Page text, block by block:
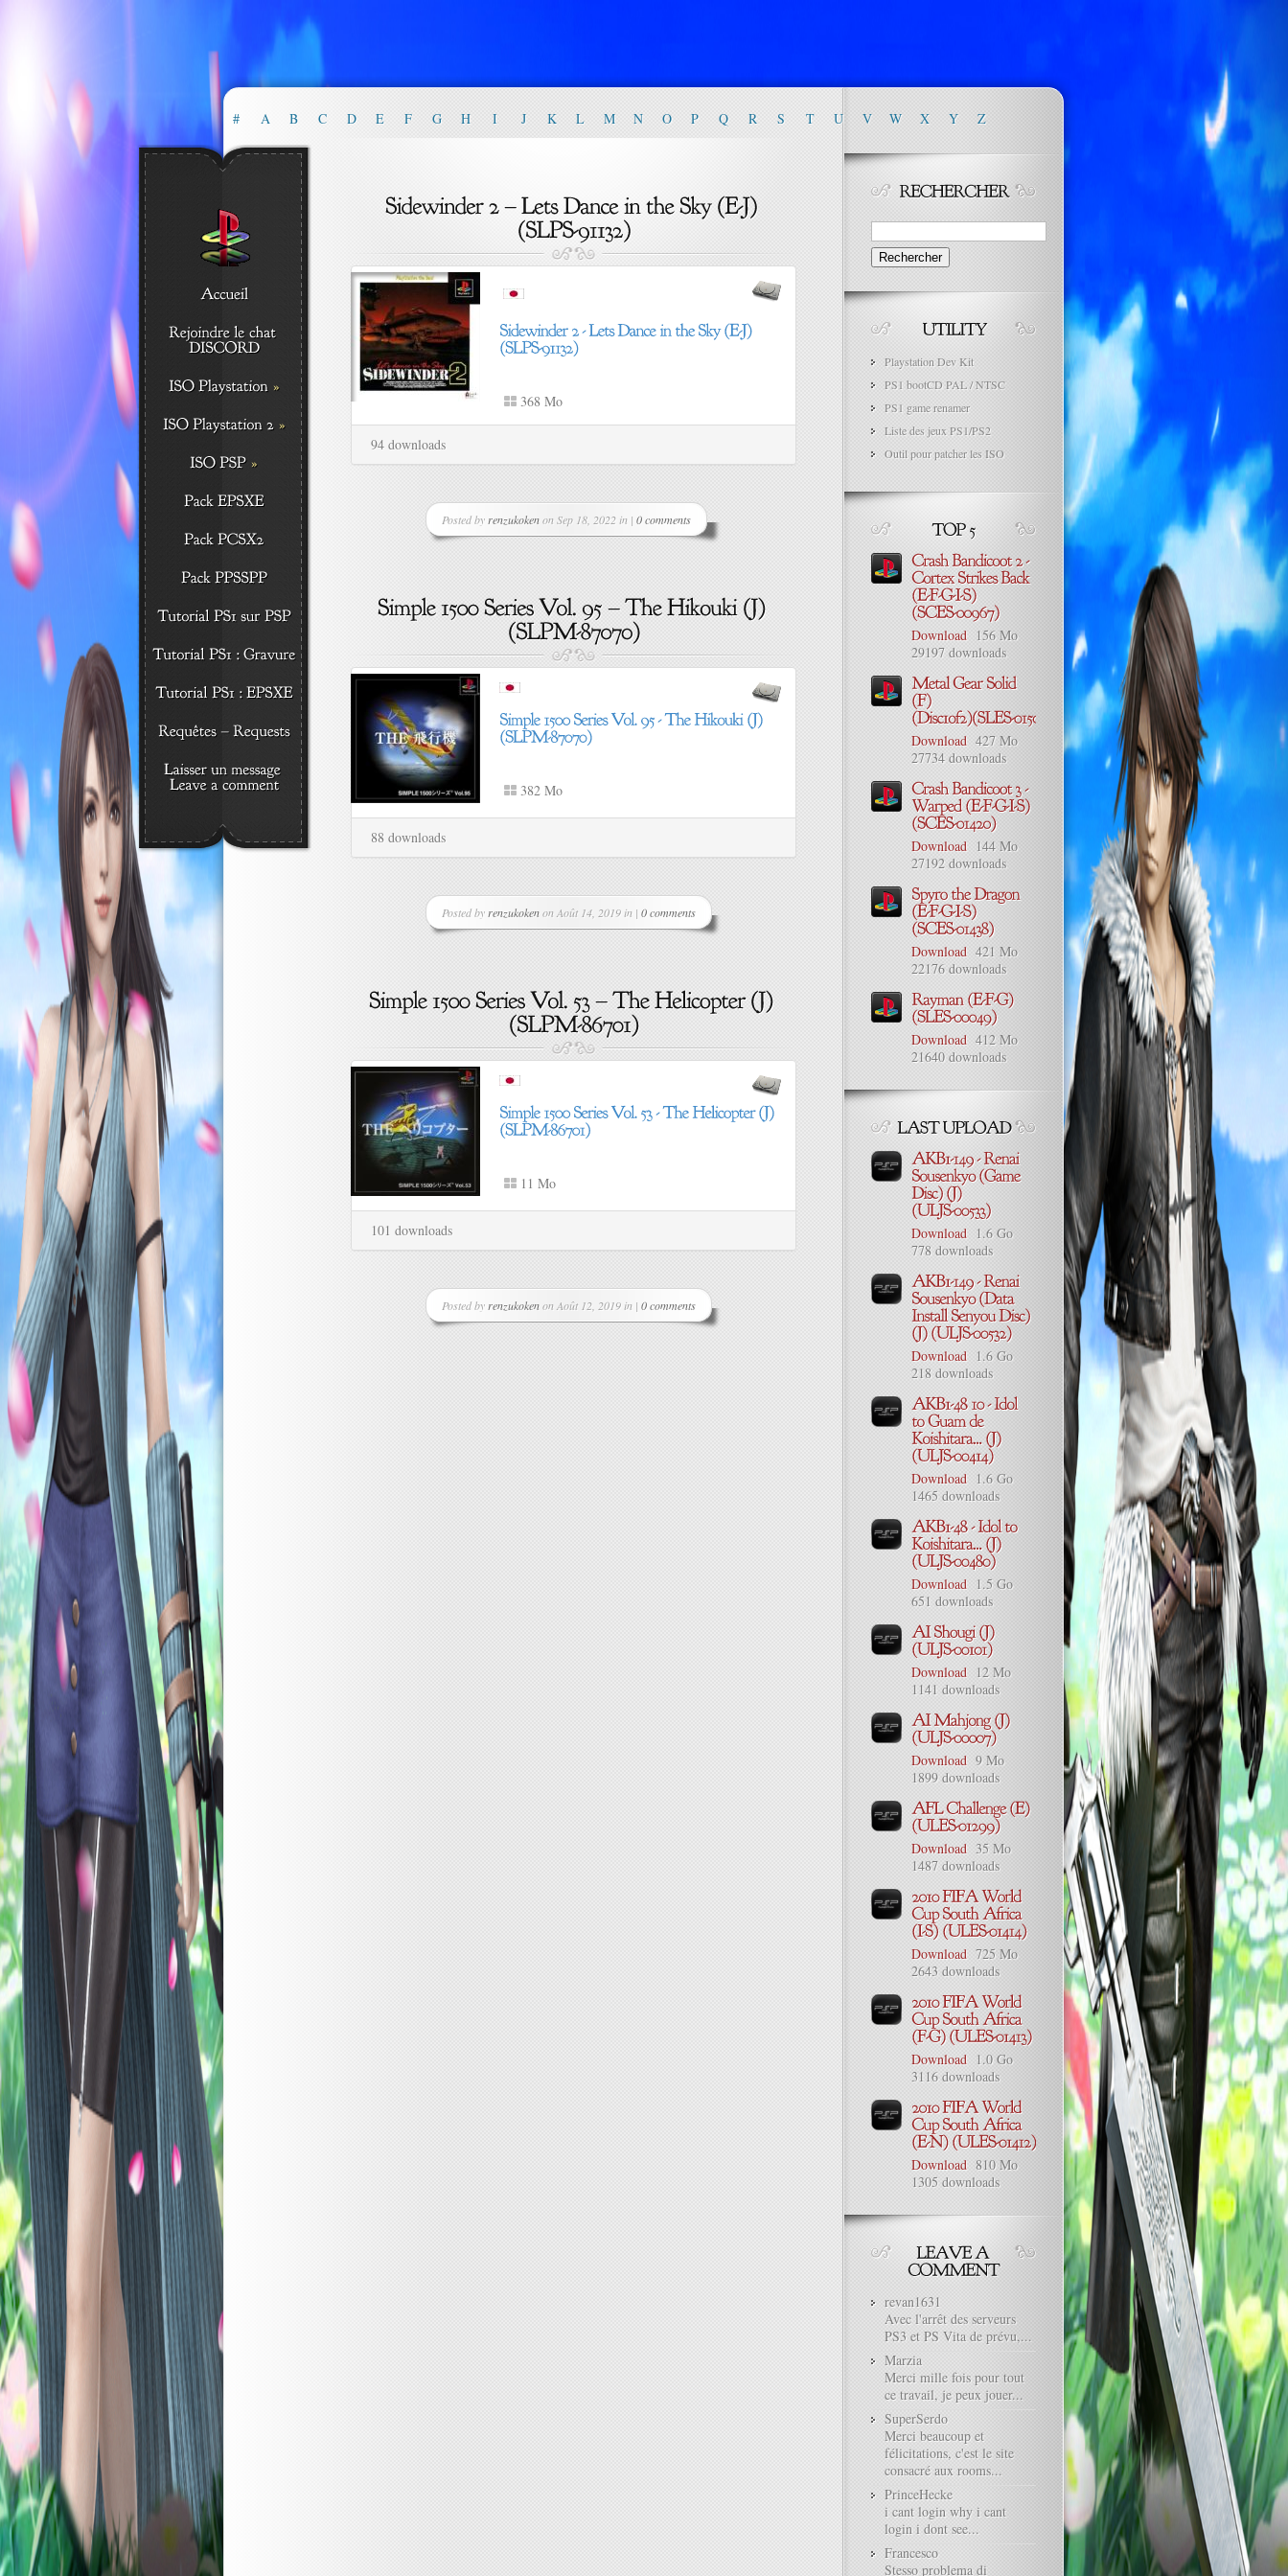
# A B C D E F G H I J K L M N O P Q R S T U V W X Y Z
368 Mo
94 downloads
Posted by renzukokenon Sep 18, 2022 in | 0 comments
382 Mo
88 downloads
Posted by renzukokenon Août 14, 2019 in | 0 comments
11 Mo
101 downloads
Posted by renzukokenon Août 12, 2019 in | 0 comments
Rechercher :
Playstation Dev Kit
PS1 bootCD PAL / NTSC
PS1 game renamer
Liste des jeux PS1/PS2
Outil pour patcher les ISO
Download 156 Mo
29197 downloads
Download 427 Mo
27734 downloads
Download 144 Mo
27192 downloads
Download 421 Mo
22176 downloads
Download 412 Mo
21640 downloads
Download 1.6 Go
778 downloads
Download 1.6 Go
218 downloads
Download 1.6 Go
1465 downloads
Download 1.5 Go
651 downloads
Download 12 Mo
1141 downloads
Download 9 Mo
1899 downloads
Download 35 Mo
1487 downloads
Download 725 Mo
2643 downloads
Download 1.0 Go
3116 downloads
Download 810 Mo
1305 downloads
revan1631
Avec l'arrêt des serveurs
PS3 et PS Vita de prévu,...
Marzia
Merci mille fois pour tout
ce travail, je peux jouer...
SuperSerdo
Merci beaucoup et
félicitations, c'est le site
consacré aux rooms...
PrinceHecke
i cant login why i cant
login i dont see...
Francesco
Stesso problema di